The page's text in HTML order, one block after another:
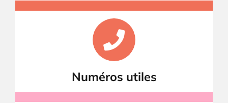
Numéros utiles